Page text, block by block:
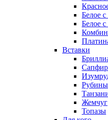
Белое
Белое
Вставки
Рубины
Жемчуг
Топазы